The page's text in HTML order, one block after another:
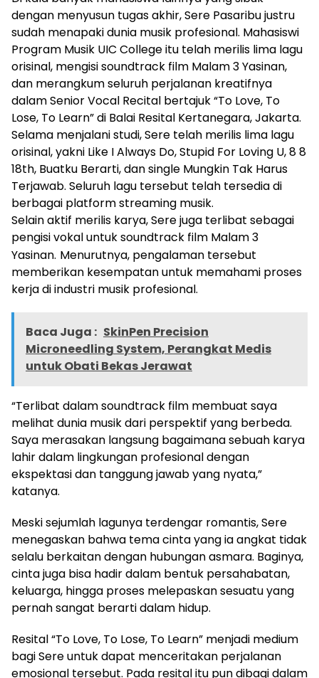
dengan menyusun tugas akhir, Sere Pasaribu justru
sudah menapaki dunia musik profesional. Mahasiswi
Program Musik UIC College itu telah merilis lima lagu
orisinal, mengisi soundtrack film Malam 3 Yasinan,
dan merangkum seluruh perjalanan kreatifnya
dalam Senior Vocal Recital bertajuk “To Love, To
Lose, To Learn” di Balai Resital Kertanegara, Jakarta.
Selama menjalani studi, Sere telah merilis lima lagu
orisinal, yakni Like I Always Do, Stupid For Loving U, 8 8
18th, Buatku Berarti, dan single Mungkin Tak Harus
Terjawab. Seluruh lagu tersebut telah tersedia di
berbagai platform streaming musik.
Selain aktif merilis karya, Sere juga terlibat sebagai
pengisi vokal untuk soundtrack film Malam 3
Yasinan. Menurutnya, pengalaman tersebut
memberikan kesempatan untuk memahami proses
kerja di industri musik profesional.
Baca Juga : SkinPen Precision
Microneedling System, Perangkat Medis
untuk Obati Bekas Jerawat
“Terlibat dalam soundtrack film membuat saya
melihat dunia musik dari perspektif yang berbeda.
Saya merasakan langsung bagaimana sebuah karya
lahir dalam lingkungan profesional dengan
ekspektasi dan tanggung jawab yang nyata,”
katanya.
Meski sejumlah lagunya terdengar romantis, Sere
menegaskan bahwa tema cinta yang ia angkat tidak
selalu berkaitan dengan hubungan asmara. Baginya,
cinta juga bisa hadir dalam bentuk persahabatan,
keluarga, hingga proses melepaskan sesuatu yang
pernah sangat berarti dalam hidup.
Resital “To Love, To Lose, To Learn” menjadi medium
bagi Sere untuk dapat menceritakan perjalanan
emosional tersebut. Pada resital itu pun dibagi dalam